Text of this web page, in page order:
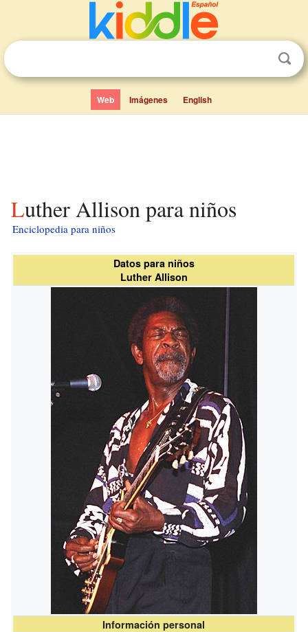
Web Imágenes English
Luther Allison para niños
Enciclopedia para niños
Datos para niños
Luther Allison
Información personal